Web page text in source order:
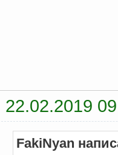
22.02.2019
FakiNyan